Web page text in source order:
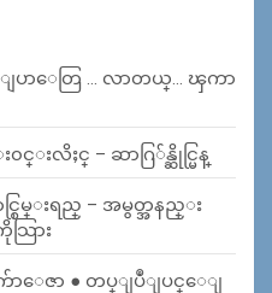
ျပာေတြ … လာတယ္… ၾကာ
င္းလိႈင္ – ဆာဂြ်န္ဆိုင္မြန္
စြမ္းရည္ – အမွတ္အနည္း
ြား
ာေဇာ ● တပ္ျပဳျပင္ေျ